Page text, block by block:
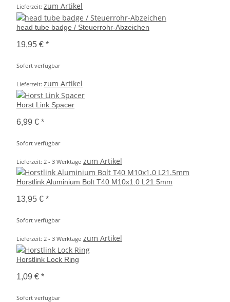
Lieferzeit: zum Artikel
head tube badge / Steuerrohr-Abzeichen
19,95 € *
Sofort verfügbar
Lieferzeit: zum Artikel
Horst Link Spacer
6,99 € *
Sofort verfügbar
Lieferzeit: 2 - 3 Werktage zum Artikel
Horstlink Aluminium Bolt T40 M10x1.0 L21.5mm
13,95 € *
Sofort verfügbar
Lieferzeit: 2 - 3 Werktage zum Artikel
Horstlink Lock Ring
1,09 € *
Sofort verfügbar